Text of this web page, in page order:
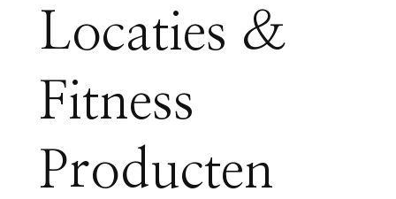
Locaties &
Fitness
Producten